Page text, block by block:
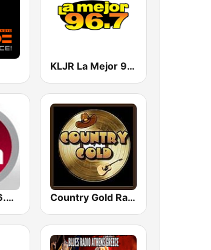
KLJR La Mejor 96.7 FM
Radio Sfera 96.8 FM Country Gold Radio